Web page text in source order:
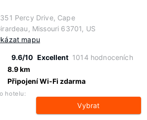
Percy Drive, Cape
Missouri 63701, US
mapu
9.6/10 Excellent 1014 hodnoceních
8.9 km
Připojení Wi-Fi zdarma
hotelu:
Vybrat